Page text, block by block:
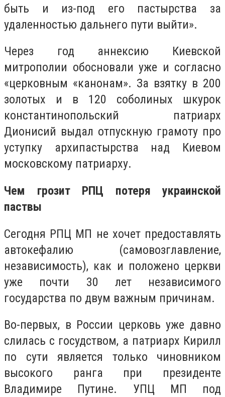
быть и из-под его пастырства за
удаленностью дальнего пути выйти».
Через год аннексию Киевской
митрополии обосновали уже и согласно
«церковным «канонам». За взятку в 200
золотых и в 120 соболиных шкурок
константинопольский патриарх
Дионисий выдал отпускную грамоту про
уступку архипастырства над Киевом
московскому патриарху.
Чем грозит РПЦ потеря украинской
паствы
Сегодня РПЦ МП не хочет предоставлять
автокефалию (самовозглавление,
независимость), как и положено церкви
уже почти 30 лет независимого
государства по двум важным причинам.
Во-первых, в России церковь уже давно
слилась с госудством, а патриарх Кирилл
по сути является только чиновником
высокого ранга при президенте
Владимире Путине. УПЦ МП под